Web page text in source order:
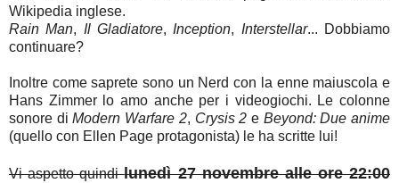
Wikipedia inglese.
Rain Man, Il Gladiatore, Inception, Interstellar... Dobbiamo
continuare?
Inoltre come saprete sono un Nerd con la enne maiuscola e
Hans Zimmer lo amo anche per i videogiochi. Le colonne
sonore diModern Warfare 2, Crysis 2 e Beyond: Due anime
(quello con Ellen Page protagonista) le ha scritte lui!
Vi aspetto quindilunedì 27 novembre alle ore 22:00